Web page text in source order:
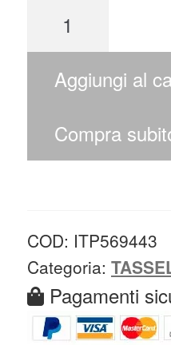
Aggiungi al
Compra
COD: ITP569443
Categoria:
Pagamenti